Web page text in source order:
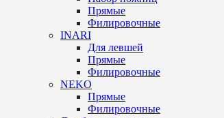
Прямые
Филировочные
INARI
Для левшей
Прямые
Филировочные
NEKO
Прямые
Филировочные